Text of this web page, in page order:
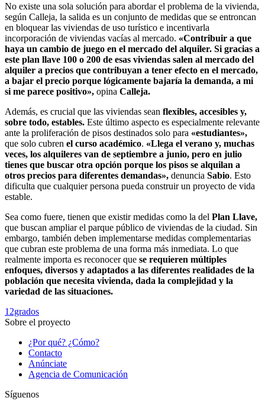
No existe una sola solución para abordar el problema de la vivienda,
según Calleja, la salida es un conjunto de medidas que se entroncan
en bloquear las viviendas de uso turístico e incentivarla
incorporación de viviendas vacías al mercado. «Contribuir a que
haya un cambio de juego en el mercado del alquiler. Si gracias a
este plan llave 100 o 200 de esas viviendas salen al mercado del
alquiler a precios que contribuyan a tener efecto en el mercado,
a bajar el precio porque lógicamente bajaría la demanda, a mi
si me parece positivo», opina Calleja.
Además, es crucial que las viviendas sean flexibles, accesibles y,
sobre todo, estables. Este último aspecto es especialmente relevante
ante la proliferación de pisos destinados solo para «estudiantes»,
que solo cubren el curso académico. «Llega el verano y, muchas
veces, los alquileres van de septiembre a junio, pero en julio
tienes que buscar otra opción porque los pisos se alquilan a
otros precios para diferentes demandas», denuncia Sabio. Esto
dificulta que cualquier persona pueda construir un proyecto de vida
estable.
Sea como fuere, tienen que existir medidas como la del Plan Llave,
que buscan ampliar el parque público de viviendas de la ciudad. Sin
embargo, también deben implementarse medidas complementarias
que cubran este problema de una forma más inmediata. Lo que
realmente importa es reconocer que se requieren múltiples
enfoques, diversos y adaptados a las diferentes realidades de la
población que necesita vivienda, dada la complejidad y la
variedad de las situaciones.
12grados
Sobre el proyecto
¿Por qué? ¿Cómo?
Contacto
Anúnciate
Agencia de Comunicación
Síguenos